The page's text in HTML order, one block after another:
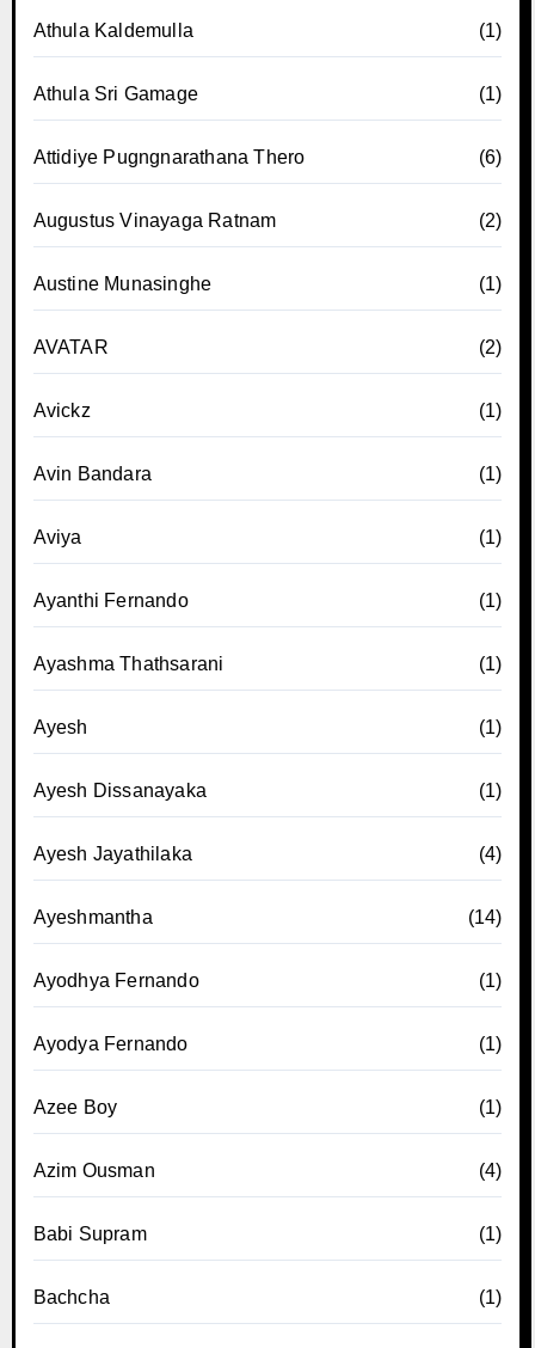
Athula Kaldemulla (1)
Athula Sri Gamage (1)
Attidiye Pugngnarathana Thero (6)
Augustus Vinayaga Ratnam (2)
Austine Munasinghe (1)
AVATAR (2)
Avickz (1)
Avin Bandara (1)
Aviya (1)
Ayanthi Fernando (1)
Ayashma Thathsarani (1)
Ayesh (1)
Ayesh Dissanayaka (1)
Ayesh Jayathilaka (4)
Ayeshmantha (14)
Ayodhya Fernando (1)
Ayodya Fernando (1)
Azee Boy (1)
Azim Ousman (4)
Babi Supram (1)
Bachcha (1)